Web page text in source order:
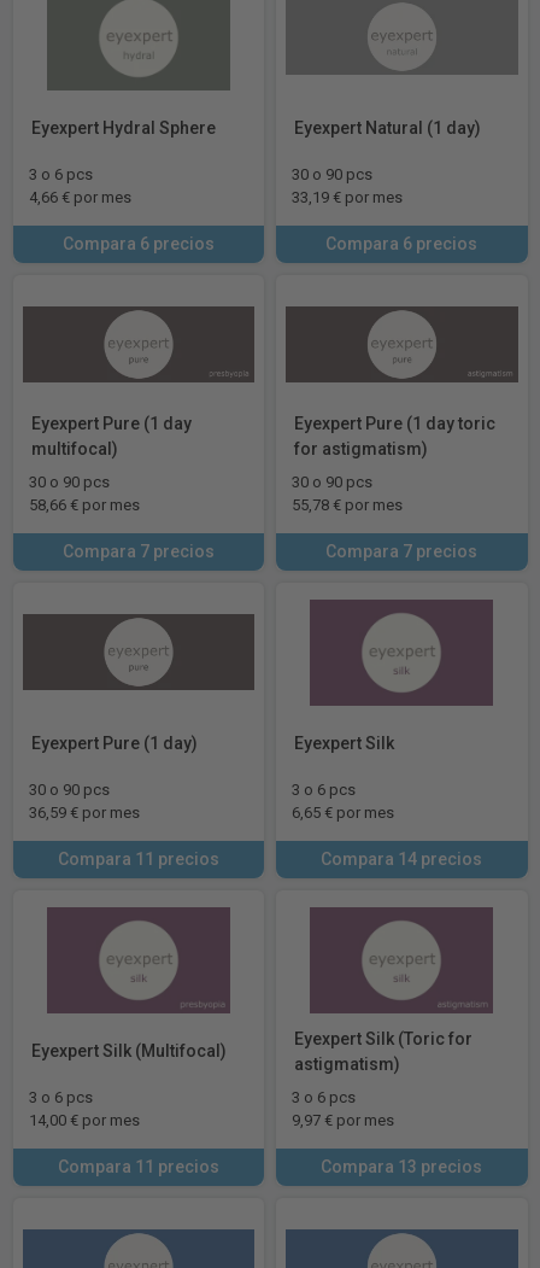
Eyexpert Hydral Sphere
3 o 6 pcs
4,66 € por mes
Compara 6 precios
Eyexpert Natural (1 day)
30 o 90 pcs
33,19 € por mes
Compara 6 precios
Eyexpert Pure (1 day
multifocal)
30 o 90 pcs
58,66 € por mes
Compara 7 precios
Eyexpert Pure (1 day toric
for astigmatism)
30 o 90 pcs
55,78 € por mes
Compara 7 precios
Eyexpert Pure (1 day)
30 o 90 pcs
36,59 € por mes
Compara 11 precios
Eyexpert Silk
3 o 6 pcs
6,65 € por mes
Compara 14 precios
Eyexpert Silk (Multifocal)
3 o 6 pcs
14,00 € por mes
Compara 11 precios
Eyexpert Silk (Toric for
astigmatism)
3 o 6 pcs
9,97 € por mes
Compara 13 precios